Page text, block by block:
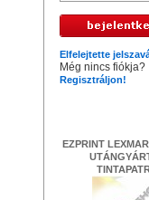
Elfelejtette
Még nincs fiókja?
Regisztráljon!
EZPRINT